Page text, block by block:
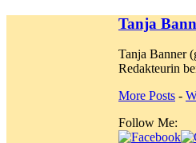
Tanja
Tanja Banner
Redakteurin
More Posts -
Follow Me: